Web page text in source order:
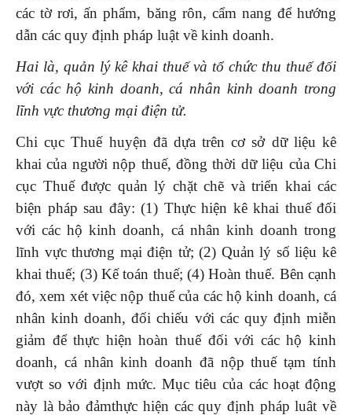
các tờ rơi, ấn phẩm, băng rôn, cẩm nang để hướng
dẫn các quy định pháp luật về kinh doanh.
Hai là, quản lý kê khai thuế và tổ chức thu thuế đối
với các hộ kinh doanh, cá nhân kinh doanh trong
lĩnh vực thương mại điện tử.
Chi cục Thuế huyện đã dựa trên cơ sở dữ liệu kê
khai của người nộp thuế, đồng thời dữ liệu của Chi
cục Thuế được quản lý chặt chẽ và triển khai các
biện pháp sau đây: (1) Thực hiện kê khai thuế đối
với các hộ kinh doanh, cá nhân kinh doanh trong
lĩnh vực thương mại điện tử; (2) Quản lý số liệu kê
khai thuế; (3) Kế toán thuế; (4) Hoàn thuế. Bên cạnh
đó, xem xét việc nộp thuế của các hộ kinh doanh, cá
nhân kinh doanh, đối chiếu với các quy định miễn
giảm để thực hiện hoàn thuế đối với các hộ kinh
doanh, cá nhân kinh doanh đã nộp thuế tạm tính
vượt so với định mức. Mục tiêu của các hoạt động
này là bảo đảmthực hiện các quy định pháp luât về